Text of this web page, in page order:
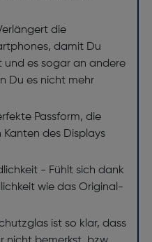
die
damit Du
und es sogar an andere
Du es nicht mehr
Passform, die
des Displays
- Fühlt sich dank
wie das Original-
ist so klar, dass